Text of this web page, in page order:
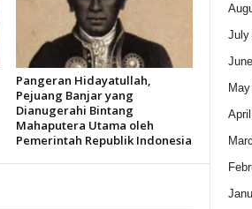
Pangeran Hidayatullah,
Pejuang Banjar yang
Dianugerahi Bintang
Mahaputera Utama oleh
Pemerintah Republik Indonesia
July